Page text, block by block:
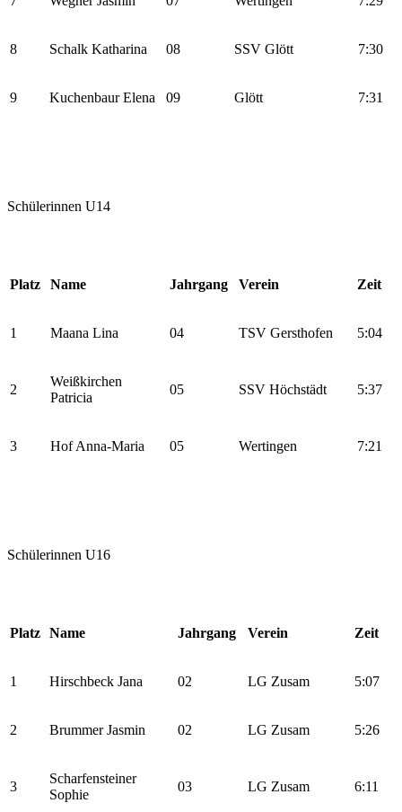
8 Schalk Katharina 08 SSV Glött 7:30
9 Kuchenbaur Elena 09 Glött 7:31
Schülerinnen U14
Platz Name Jahrgang Verein Zeit
1 Maana Lina 04 TSV Gersthofen 5:04
2
Weißkirchen
Patricia
05 SSV Höchstädt 5:37
3 Hof Anna-Maria 05 Wertingen 7:21
Schülerinnen U16
Platz Name Jahrgang Verein Zeit
1 Hirschbeck Jana 02 LG Zusam 5:07
2 Brummer Jasmin 02 LG Zusam 5:26
3
Scharfensteiner
Sophie
03 LG Zusam 6:11